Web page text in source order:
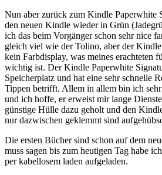
Nun aber zurück zum Kindle Paperwhite
den neuen Kindle wieder in Grün
ich das beim Vorgänger schon sehr nice
gleich viel wie der Tolino, aber der
kein Farbdisplay, was meines erachteten
wichtig ist. Der Kindle Paperwhite
Speicherplatz und hat eine sehr schnelle
Tippen betrifft. Allem in allem bin ich
und ich hoffe, er erweist mir lange
günstige Hülle dazu geholt und den
nur dazwischen geklemmt sind
Die ersten Bücher sind schon auf dem
muss sagen bis zum heutigen Tag habe
per kabellosem laden aufgeladen.